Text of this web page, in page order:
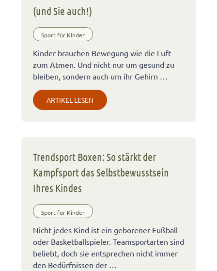
(und Sie auch!)
Sport für Kinder
Kinder brauchen Bewegung wie die Luft
zum Atmen. Und nicht nur um gesund zu
bleiben, sondern auch um ihr Gehirn …
ARTIKEL LESEN
Trendsport Boxen: So stärkt der
Kampfsport das Selbstbewusstsein
Ihres Kindes
Sport für Kinder
Nicht jedes Kind ist ein geborener Fußball-
oder Basketballspieler. Teamsportarten sind
beliebt, doch sie entsprechen nicht immer
den Bedürfnissen der …